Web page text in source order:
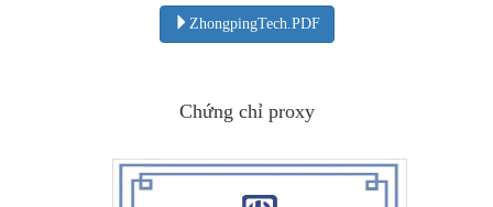
ZhongpingTech.PDF
Chứng chỉ proxy